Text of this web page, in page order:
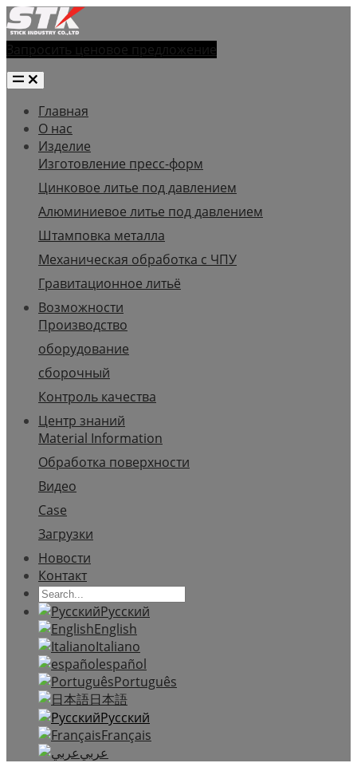
Запросить ценовое предложение
Главная
О нас
Изделие
Изготовление пресс-форм
Цинковое литье под давлением
Алюминиевое литье под давлением
Штамповка металла
Механическая обработка с ЧПУ
Гравитационное литьё
Возможности
Производство
оборудование
сборочный
Контроль качества
Центр знаний
Material Information
Обработка поверхности
Видео
Case
Загрузки
Новости
Контакт
Русский
English
Italiano
español
Português
日本語
Русский
Français
عربي